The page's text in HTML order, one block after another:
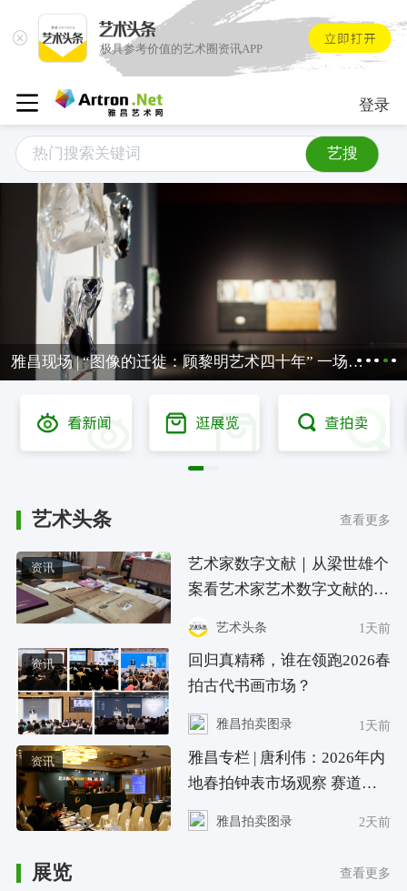
极具参考价值的艺术圈资讯APP
登录
艺搜
专题 | 艺术家艺术数字文献入藏中国国家版本馆
艺术头条 查看更多
资讯
艺术家数字文献｜从梁世雄个
案看艺术家艺术数字文献的重
艺术头条 1天前
资讯
回归真精稀，谁在领跑2026春
拍古代书画市场？
雅昌拍卖图录 1天前
资讯
雅昌专栏 | 唐利伟：2026年内
地春拍钟表市场观察 赛道重
构、圈层分化与收藏逻辑迭代
雅昌拍卖图录 2天前
展览 查看更多